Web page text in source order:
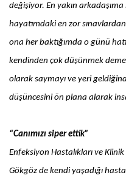
değişiyor. En yakın
hayatımdaki en zor
ona her baktığımda o günü
kendinden çok düşünmek
olarak saymayı ve yeri
düşüncesini ön plana alarak
“Canımızı siper ettik”
Enfeksiyon Hastalıkları ve
Gökgöz de kendi yaşadığı